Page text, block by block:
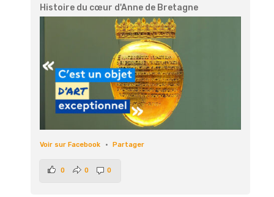
Histoire du cœur d'Anne de Bretagne
Voir sur Facebook · Partager
0 0 0